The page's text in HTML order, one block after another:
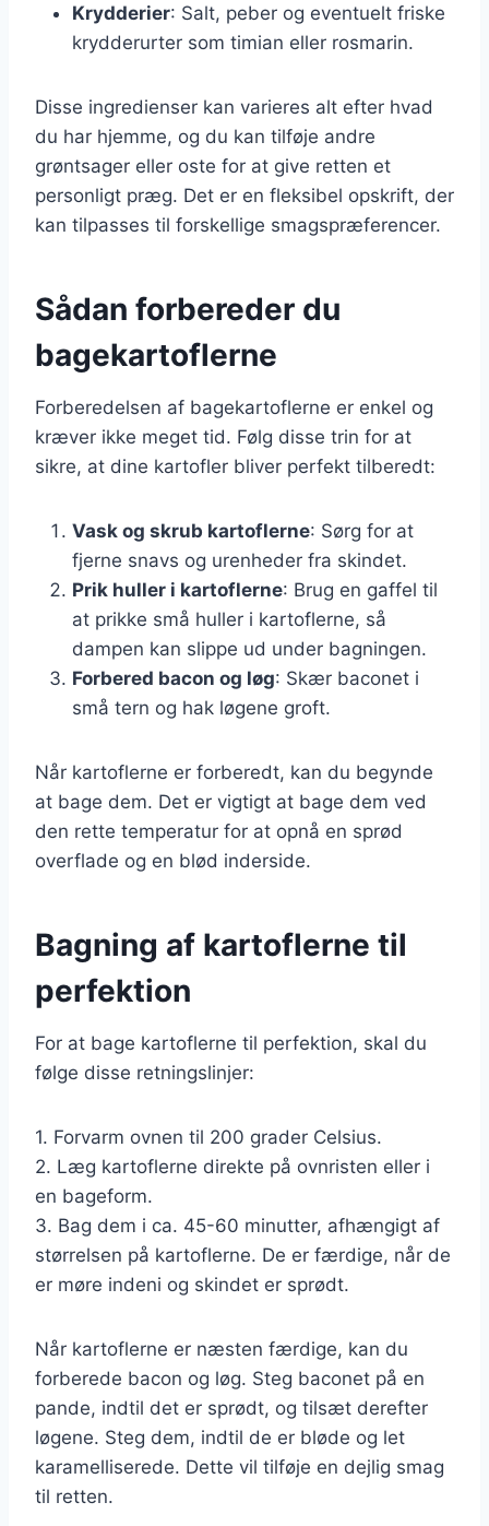
Krydderier: Salt, peber og eventuelt friske
krydderurter som timian eller rosmarin.
Disse ingredienser kan varieres alt efter hvad
du har hjemme, og du kan tilføje andre
grøntsager eller oste for at give retten et
personligt præg. Det er en fleksibel opskrift, der
kan tilpasses til forskellige smagspræferencer.
Sådan forbereder du
bagekartoflerne
Forberedelsen af bagekartoflerne er enkel og
kræver ikke meget tid. Følg disse trin for at
sikre, at dine kartofler bliver perfekt tilberedt:
Vask og skrub kartoflerne: Sørg for at
fjerne snavs og urenheder fra skindet.
Prik huller i kartoflerne: Brug en gaffel til
at prikke små huller i kartoflerne, så
dampen kan slippe ud under bagningen.
Forbered bacon og løg: Skær baconet i
små tern og hak løgene groft.
Når kartoflerne er forberedt, kan du begynde
at bage dem. Det er vigtigt at bage dem ved
den rette temperatur for at opnå en sprød
overflade og en blød inderside.
Bagning af kartoflerne til
perfektion
For at bage kartoflerne til perfektion, skal du
følge disse retningslinjer:
1. Forvarm ovnen til 200 grader Celsius.
2. Læg kartoflerne direkte på ovnristen eller i
en bageform.
3. Bag dem i ca. 45-60 minutter, afhængigt af
størrelsen på kartoflerne. De er færdige, når de
er møre indeni og skindet er sprødt.
Når kartoflerne er næsten færdige, kan du
forberede bacon og løg. Steg baconet på en
pande, indtil det er sprødt, og tilsæt derefter
løgene. Steg dem, indtil de er bløde og let
karamelliserede. Dette vil tilføje en dejlig smag
til retten.